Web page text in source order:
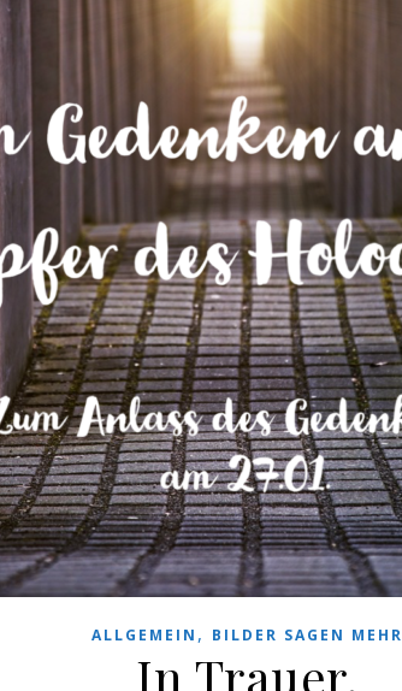
ALLGEMEIN , BILDER SAGEN MEHR
In Trauer.